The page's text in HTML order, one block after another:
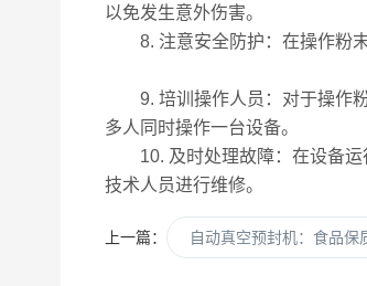
以免发生意外伤害。
8. 注意安全防护：在操作粉末
9. 培训操作人员：对于操作粉
多人同时操作一台设备。
10. 及时处理故障：在设备运
技术人员进行维修。
上一篇： 自动真空预封机：食品保